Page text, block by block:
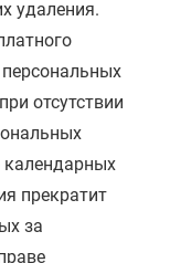
удаления.
отсутствии
календарных
прекратит
за